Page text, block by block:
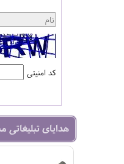
کد امنیتی
هدایای تبلیغاتی